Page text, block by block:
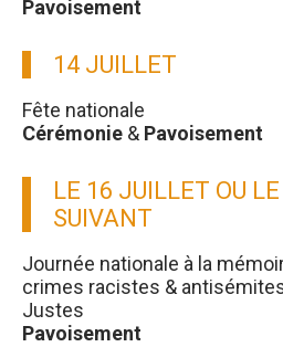
Pavoisement
14 JUILLET
Fête nationale
Cérémonie & Pavoisement
LE 16 JUILLET OU
SUIVANT
Journée nationale à la
crimes racistes &
Justes
Pavoisement